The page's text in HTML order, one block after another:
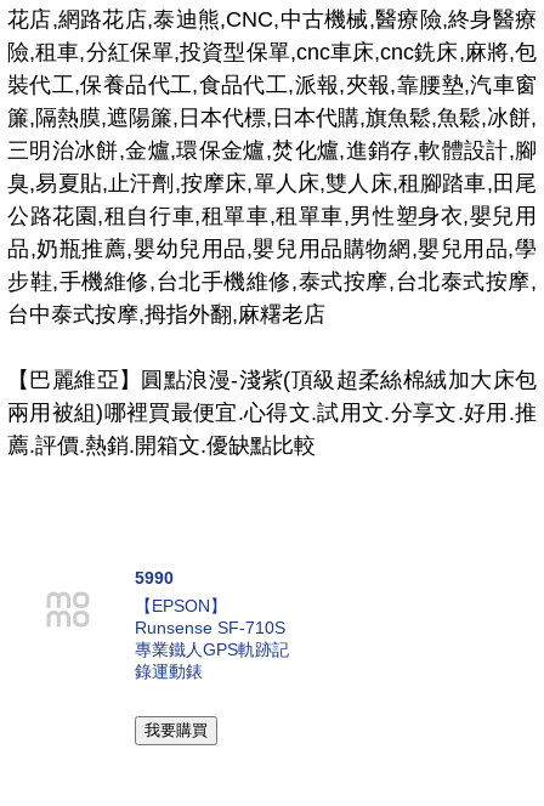
花店,網路花店,泰迪熊,CNC,中古機械,醫療險,終身醫療
險,租車,分紅保單,投資型保單,cnc車床,cnc銑床,麻將,包
裝代工,保養品代工,食品代工,派報,夾報,靠腰墊,汽車窗
簾,隔熱膜,遮陽簾,日本代標,日本代購,旗魚鬆,魚鬆,冰餅,
三明治冰餅,金爐,環保金爐,焚化爐,進銷存,軟體設計,腳
臭,易夏貼,止汗劑,按摩床,單人床,雙人床,租腳踏車,田尾
公路花園,租自行車,租單車,租單車,男性塑身衣,嬰兒用
品,奶瓶推薦,嬰幼兒用品,嬰兒用品購物網,嬰兒用品,學
步鞋,手機維修,台北手機維修,泰式按摩,台北泰式按摩,
台中泰式按摩,拇指外翻,麻糬老店
【巴麗維亞】圓點浪漫-淺紫(頂級超柔絲棉絨加大床包
兩用被組)哪裡買最便宜.心得文.試用文.分享文.好用.推
薦.評價.熱銷.開箱文.優缺點比較
5990
【EPSON】
Runsense SF-710S
專業鐵人GPS軌跡記
錄運動錶